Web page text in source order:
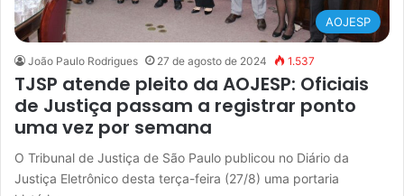
AOJESP
João Paulo Rodrigues 27 de agosto de 2024 1.537
TJSP atende pleito da AOJESP: Oficiais
de Justiça passam a registrar ponto
uma vez por semana
O Tribunal de Justiça de São Paulo publicou no Diário da
Justiça Eletrônico desta terça-feira (27/8) uma portaria